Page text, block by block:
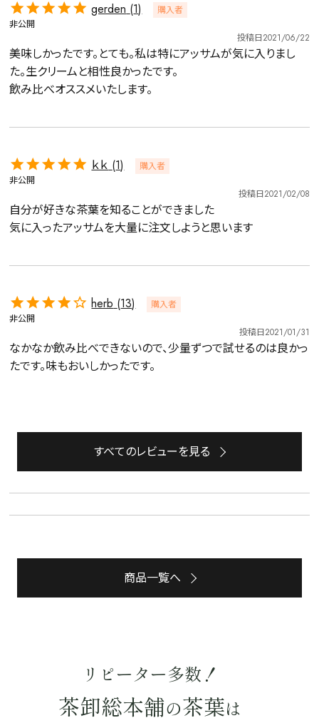
詳細検索
キーワードで探す
水出しお試しルイボスカモミール仙鶴草深蒸し茶業務用大容量
予算・価格で探す
円
茶葉を選択
紅茶
容量を選択
検索
gerden 1
購入者
非公開
投稿日2021/06/22
美味しかったです。とても。私は特にアッサムが気に入りまし
た。生クリームと相性良かったです。
飲み比べオススメいたします。
ｋｋ 1
購入者
非公開
投稿日2021/02/08
自分が好きな茶葉を知ることができました
気に入ったアッサムを大量に注文しようと思います
herb 13
購入者
非公開
投稿日2021/01/31
なかなか飲み比べできないので、少量ずつで試せるのは良かっ
たです。味もおいしかったです。
すべてのレビューを見る
商品一覧へ
リピーター多数！
茶卸総本舗の茶葉は